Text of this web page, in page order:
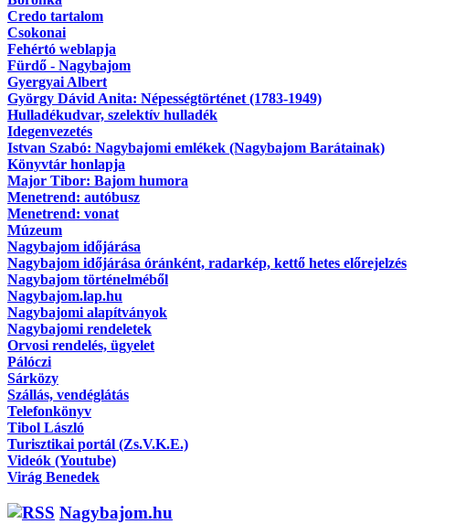
Credo tartalom
Csokonai
Fehértó weblapja
Fürdő - Nagybajom
Gyergyai Albert
György Dávid Anita: Népességtörténet (1783-1949)
Hulladékudvar, szelektív hulladék
Idegenvezetés
Istvan Szabó: Nagybajomi emlékek (Nagybajom Barátainak)
Könyvtár honlapja
Major Tibor: Bajom humora
Menetrend: autóbusz
Menetrend: vonat
Múzeum
Nagybajom időjárása
Nagybajom időjárása óránként, radarkép, kettő hetes előrejelzés
Nagybajom történelméből
Nagybajom.lap.hu
Nagybajomi alapítványok
Nagybajomi rendeletek
Orvosi rendelés, ügyelet
Pálóczi
Sárközy
Szállás, vendéglátás
Telefonkönyv
Tibol László
Turisztikai portál (Zs.V.K.E.)
Videók (Youtube)
Virág Benedek
Nagybajom.hu